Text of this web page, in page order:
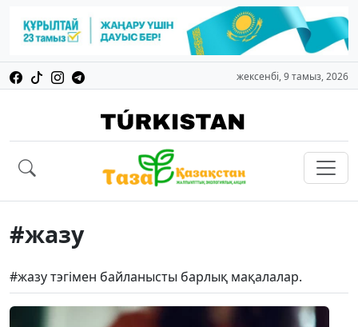
жексенбі, 9 тамыз, 2026
#жазу
#жазу тэгімен байланысты барлық мақалалар.